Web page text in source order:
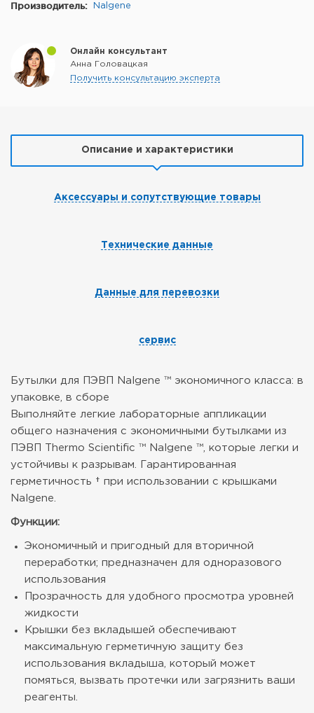
Производитель: Nalgene
Онлайн консультант
Анна Головацкая
Получить консультацию эксперта
Описание и характеристики
Аксессуары и сопутствующие товары
Технические данные
Данные для перевозки
сервис
Бутылки для ПЭВП Nalgene ™ экономичного класса: в
упаковке, в сборе
Выполняйте легкие лабораторные аппликации
общего назначения с экономичными бутылками из
ПЭВП Thermo Scientific ™ Nalgene ™, которые легки и
устойчивы к разрывам. Гарантированная
герметичность † при использовании с крышками
Nalgene.
Функции:
Экономичный и пригодный для вторичной
переработки; предназначен для одноразового
использования
Прозрачность для удобного просмотра уровней
жидкости
Крышки без вкладышей обеспечивают
максимальную герметичную защиту без
использования вкладыша, который может
помяться, вызвать протечки или загрязнить ваши
реагенты.